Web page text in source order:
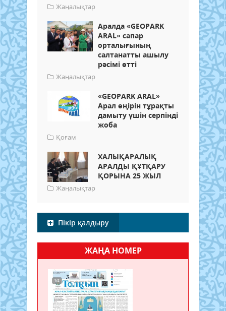
Жаңалықтар
Аралда «GEOPARK
ARAL» сапар
орталығының
салтанатты ашылу
рәсімі өтті
Жаңалықтар
«GEOPARK ARAL»
Арал өңірін тұрақты
дамыту үшін серпінді
жоба
Қоғам
ХАЛЫҚАРАЛЫҚ
АРАЛДЫ ҚҰТҚАРУ
ҚОРЫНА 25 ЖЫЛ
Жаңалықтар
Пікір қалдыру
ЖАҢА НОМЕР